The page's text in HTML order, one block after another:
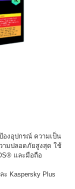
องอุปกรณ์ ความเป็น
มปลอดภัยสูงสุด ใช้
และมือถือ
Kaspersky Plus